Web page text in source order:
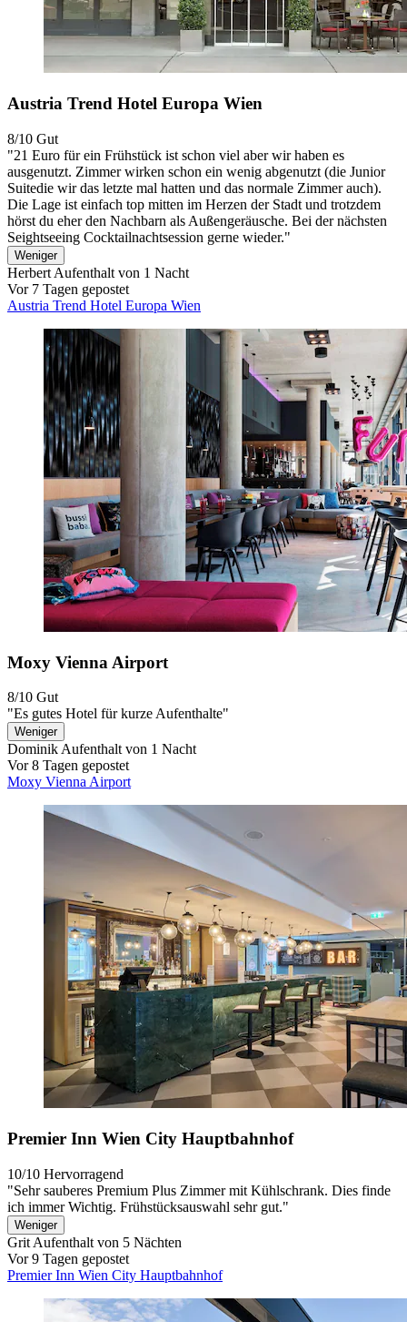
Austria Trend Hotel Europa Wien
8/10 Gut
"21 Euro für ein Frühstück ist schon viel aber wir haben es
ausgenutzt. Zimmer wirken schon ein wenig abgenutzt (die Junior
Suitedie wir das letzte mal hatten und das normale Zimmer auch).
Die Lage ist einfach top mitten im Herzen der Stadt und trotzdem
hörst du eher den Nachbarn als Außengeräusche. Bei der nächsten
Seightseeing Cocktailnachtsession gerne wieder."
Weniger
Herbert Aufenthalt von 1 Nacht
Vor 7 Tagen gepostet
Austria Trend Hotel Europa Wien
Moxy Vienna Airport
8/10 Gut
"Es gutes Hotel für kurze Aufenthalte"
Weniger
Dominik Aufenthalt von 1 Nacht
Vor 8 Tagen gepostet
Moxy Vienna Airport
Premier Inn Wien City Hauptbahnhof
10/10 Hervorragend
"Sehr sauberes Premium Plus Zimmer mit Kühlschrank. Dies finde
ich immer Wichtig. Frühstücksauswahl sehr gut."
Weniger
Grit Aufenthalt von 5 Nächten
Vor 9 Tagen gepostet
Premier Inn Wien City Hauptbahnhof